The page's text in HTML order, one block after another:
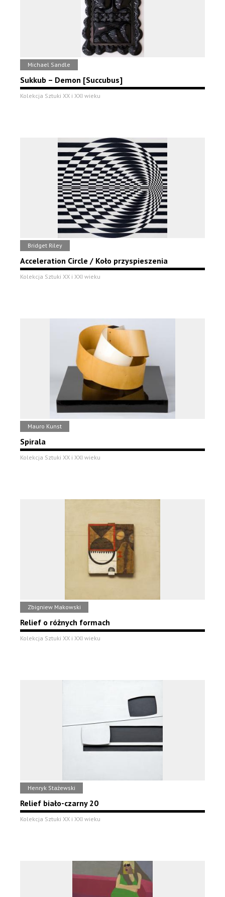
Michael Sandle
Sukkub – Demon [Succubus]
Kolekcja Sztuki XX i XXI wieku
Bridget Riley
Acceleration Circle / Koło przyspieszenia
Kolekcja Sztuki XX i XXI wieku
Mauro Kunst
Spirala
Kolekcja Sztuki XX i XXI wieku
Zbigniew Makowski
Relief o różnych formach
Kolekcja Sztuki XX i XXI wieku
Henryk Stażewski
Relief biało-czarny 20
Kolekcja Sztuki XX i XXI wieku